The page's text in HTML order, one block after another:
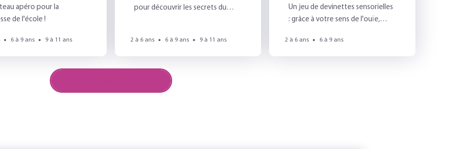
apéro pour la
de l'école !
6 à 9 ans 9 à 11 ans
pour découvrir les secrets du
2 à 6 ans 6 à 9 ans 9 à 11 ans
Un jeu de devinettes sensorielles
: grâce à votre sens de l'ouïe,
croqués derrière le paravent !
2 à 6 ans 6 à 9 ans